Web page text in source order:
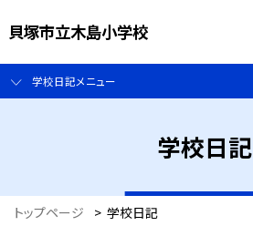
貝塚市立木島小学校
学校日記メニュー
学校日記
トップページ > 学校日記